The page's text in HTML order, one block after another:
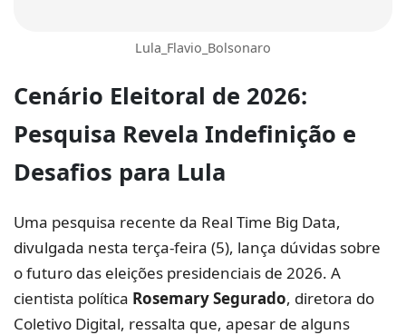
Lula_Flavio_Bolsonaro
Cenário Eleitoral de 2026:
Pesquisa Revela Indefinição e
Desafios para Lula
Uma pesquisa recente da Real Time Big Data,
divulgada nesta terça-feira (5), lança dúvidas sobre
o futuro das eleições presidenciais de 2026. A
cientista política Rosemary Segurado, diretora do
Coletivo Digital, ressalta que, apesar de alguns